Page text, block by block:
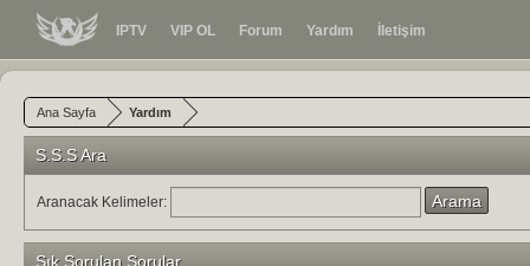
IPTV VIP OL Forum Yardım İletişim
Ana Sayfa Yardım
S.S.S Ara
Aranacak Kelimeler:
Sık Sorulan Sorular